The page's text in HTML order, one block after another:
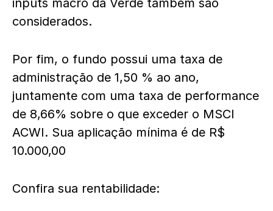
inputs macro da Verde também são
considerados.
Por fim, o fundo possui uma taxa de
administração de 1,50 % ao ano,
juntamente com uma taxa de performance
de 8,66% sobre o que exceder o MSCI
ACWI. Sua aplicação mínima é de R$
10.000,00
Confira sua rentabilidade: